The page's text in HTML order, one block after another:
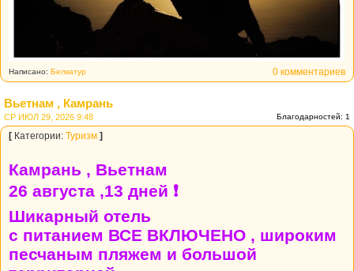
0 комментариев
Написано: Белкатур
Вьетнам , Камрань
Благодарностей: 1
СР ИЮЛ 29, 2026 9:48
[ Категории: Туризм ]
Камрань , Вьетнам
26 августа ,13 дней ❗
Шикарный отель
с питанием ВСЕ ВКЛЮЧЕНО , широким
песчаным пляжем и большой